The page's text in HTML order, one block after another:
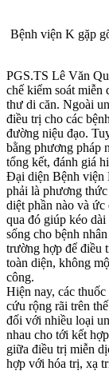
Bệnh viện K gặp
PGS.TS Lê Văn
chế kiểm soát
thư di căn. Ngoài
điều trị cho các
đường niệu đạo.
bằng phương pháp
tổng kết, đánh giá
Đại diện Bệnh viện
phải là phương
diệt phần nào và
qua đó giúp kéo
sống cho bệnh
trường hợp để điều
toàn diện, không
công.
Hiện nay, các
cứu rộng rãi trên
đối với nhiều loại
nhau cho tới kết
giữa điều trị miễn
hợp với hóa trị, xạ